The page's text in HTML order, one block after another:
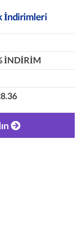
İndirimleri
İNDİRİM